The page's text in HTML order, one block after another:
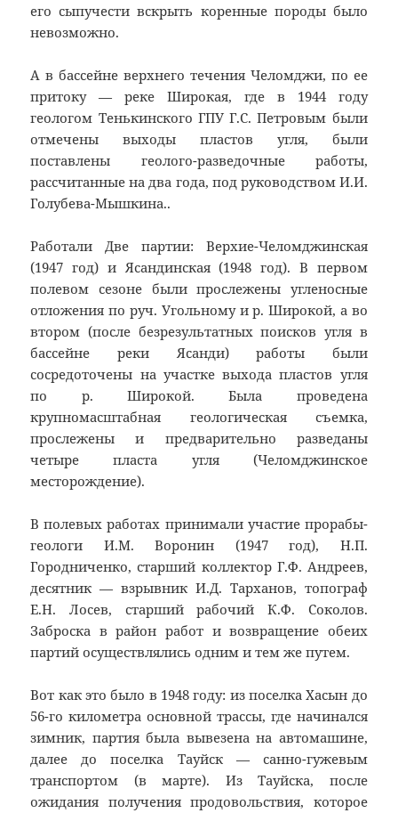
его сыпучести вскрыть коренные породы было
невозможно.
А в бассейне верхнего течения Челомджи, по ее
притоку — реке Широкая, где в 1944 году
геологом Тенькинского ГПУ Г.С. Петровым были
отмечены выходы пластов угля, были
поставлены геолого-разведочные работы,
рассчитанные на два года, под руководством И.И.
Голубева-Мышкина..
Работали Две партии: Верхие-Челомджинская
(1947 год) и Ясандинская (1948 год). В первом
полевом сезоне были прослежены угленосные
отложения по руч. Угольному и р. Широкой, а во
втором (после безрезультатных поисков угля в
бассейне реки Ясанди) работы были
сосредоточены на участке выхода пластов угля
по р. Широкой. Была проведена
крупномасштабная геологическая съемка,
прослежены и предварительно разведаны
четыре пласта угля (Челомджинское
месторождение).
В полевых работах принимали участие прорабы-
геологи И.М. Воронин (1947 год), Н.П.
Городниченко, старший коллектор Г.Ф. Андреев,
десятник — взрывник И.Д. Тарханов, топограф
Е.Н. Лосев, старший рабочий К.Ф. Соколов.
Заброска в район работ и возвращение обеих
партий осуществлялись одним и тем же путем.
Вот как это было в 1948 году: из поселка Хасын до
56-го километра основной трассы, где начинался
зимник, партия была вывезена на автомашине,
далее до поселка Тауйск — санно-гужевым
транспортом (в марте). Из Тауйска, после
ожидания получения продовольствия, которое